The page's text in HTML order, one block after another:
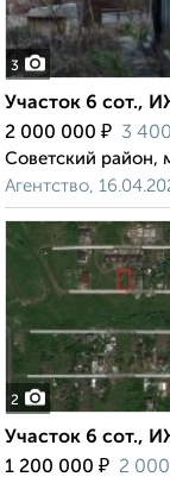
3
Участок 6 сот.,
2 000 000 ₽ 3 400
Советский район,
Агентство,
2
Участок 6 сот.,
1 200 000 ₽ 2 000